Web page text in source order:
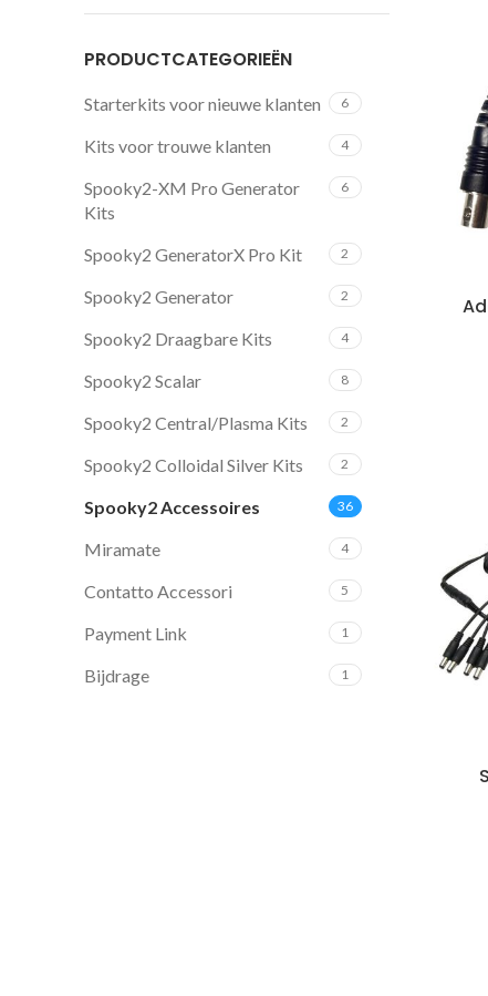
PRODUCTCATEGORIEËN
Starterkits voor nieuwe klanten 6
Kits voor trouwe klanten 4
Spooky2-XM Pro Generator
Kits
6
Spooky2 GeneratorX Pro Kit 2
Spooky2 Generator 2
Spooky2 Draagbare Kits 4
Spooky2 Scalar 8
Spooky2 Central/Plasma Kits 2
Spooky2 Colloidal Silver Kits 2
Spooky2 Accessoires 36
Miramate 4
Contatto Accessori 5
Payment Link 1
Bijdrage 1